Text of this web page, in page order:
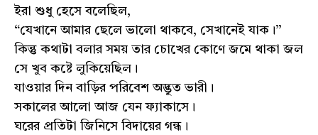
ইরা শুধু হেসে বলেছিল,
“যেখানে আমার ছেলে ভালো থাকবে, সেখানেই যাক।”
কিন্তু কথাটা বলার সময় তার চোখের কোণে জমে থাকা জল
সে খুব কষ্টে লুকিয়েছিল।
যাওয়ার দিন বাড়ির পরিবেশ অদ্ভুত ভারী।
সকালের আলো আজ যেন ফ্যাকাসে।
ঘরের প্রতিটা জিনিসে বিদায়ের গন্ধ।